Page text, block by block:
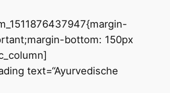
bottom: 150px
text=“Ayurvedische